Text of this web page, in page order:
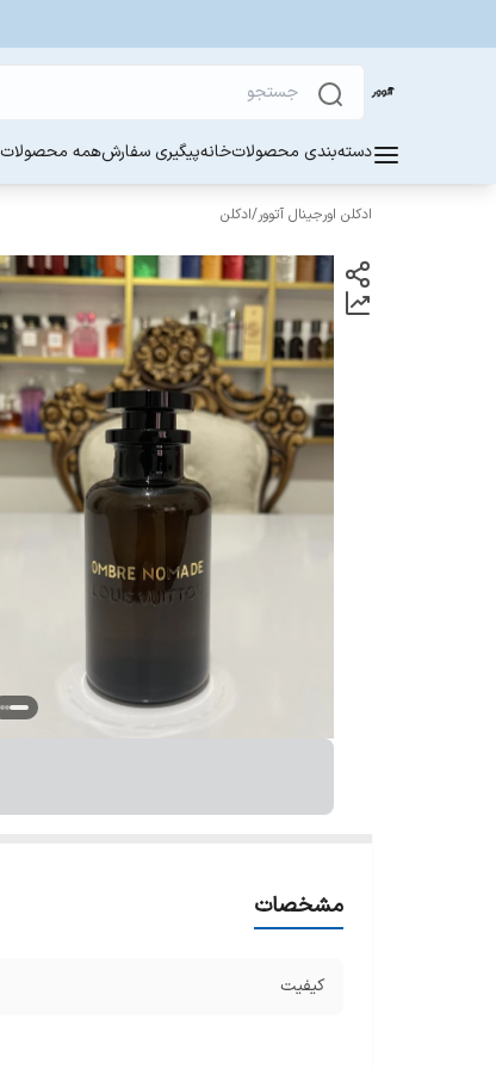
دسته‌بندی محصولاتخانهپیگیری سفارشهمه محصولات
ادکلن اورجینال آتوور/ادکلن
مشخصات
کیفیت